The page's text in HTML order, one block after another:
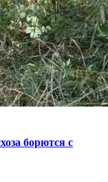
борются с